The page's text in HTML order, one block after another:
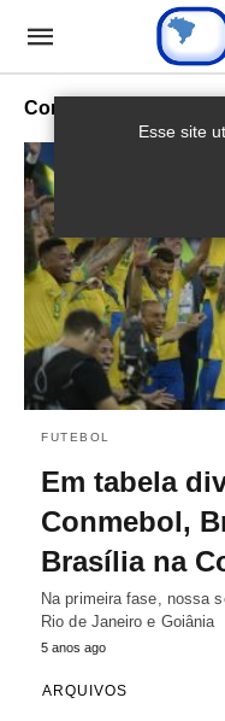
Conmebol
FUTEBOL
Em tabela
Conmebol,
Brasília na
Na primeira fase, nossa
Rio de Janeiro e Goiânia
5 anos ago
ARQUIVOS
Esse site